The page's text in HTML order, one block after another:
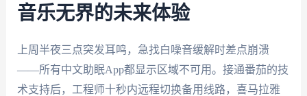
音乐无界的未来体验
上周半夜三点突发耳鸣，急找白噪音缓解时差点崩溃
——所有中文助眠App都显示区域不可用。接通番茄的技
术支持后，工程师十秒内远程切换备用线路，喜马拉雅